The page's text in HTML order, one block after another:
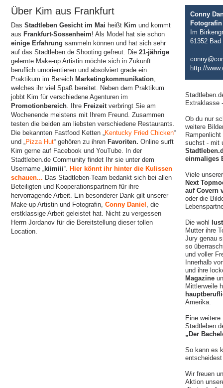
Über Kim aus Frankfurt
Das Stadtleben Gesicht im Mai heißt Kim und kommt
aus Frankfurt-Sossenheim! Als Model hat sie schon
einige Erfahrung sammeln können und hat sich sehr
auf das Stadtleben.de Shooting gefreut. Die 21-jährige
gelernte Make-up Artistin möchte sich in Zukunft
beruflich umorientieren und absolviert grade ein
Praktikum im Bereich Marketingkommunikation,
welches ihr viel Spaß bereitet. Neben dem Praktikum
jobbt Kim für verschiedene Agenturen im
Promotionbereich. Ihre Freizeit verbringt Sie am
Wochenende meistens mit Ihrem Freund. Zusammen
testen die beiden am liebsten verschiedene Restaurants.
Die bekannten Fastfood Ketten „Kentucky Fried Chicken“
und „Pizza Hut“ gehören zu ihren Favoriten. Online surft
Kim gerne auf Facebook und YouTube. In der
Stadtleben.de Community findet Ihr sie unter dem
Username „kiimiii“. Hier könnt ihr hinter die Kulissen
schauen... Das Stadtleben-Team bedankt sich bei allen
Beteiligten und Kooperationspartnern für ihre
hervorragende Arbeit. Ein besonderer Dank gilt unserer
Make-up Artistin und Fotografin, Conny Daniel , die
erstklassige Arbeit geleistet hat. Nicht zu vergessen
Herrn Jordanov für die Bereitstellung dieser tollen
Location.
Conny
Fotografin
Im
61352 Bad
http://
Extraklasse
Ob du nur
weitere
suchst - mit
einmaliges
Viele
Next
auf Covern
oder die
Die wohl
Mutter ihre
Jury genau
so
und voller
Innerhalb
und ihre
Magazine
Mittlerweile
Amerika.
Eine
„Der
So kann es
Wir freuen
Aktion